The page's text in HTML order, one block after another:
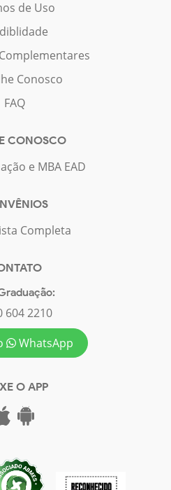
de Uso
Conosco
FAQ
CONOSCO
e MBA EAD
Completa
604 2210
WhatsApp
O APP